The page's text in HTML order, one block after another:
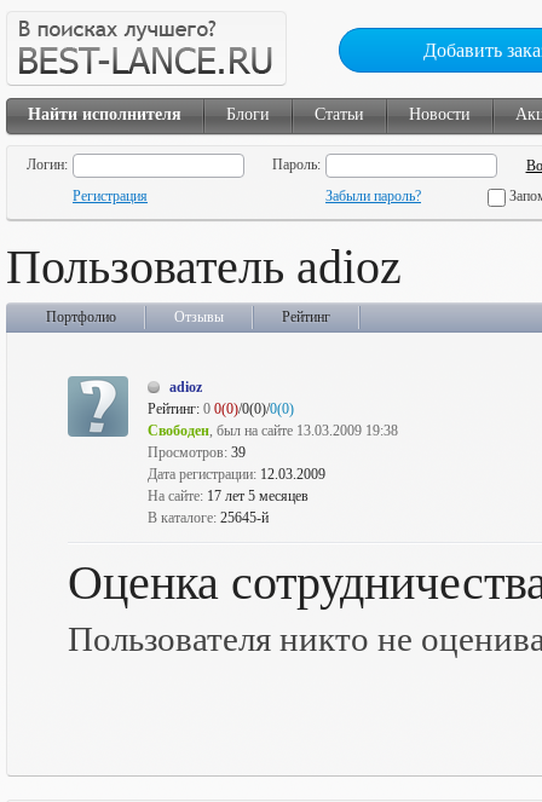
Добавить
Найти исполнителя Блоги Статьи Новости
Логин:
Пароль:
Регистрация
Забыли пароль?
Пользователь adioz
Портфолио Отзывы Рейтинг
adioz
Рейтинг: 0 0(0)/0(0)/0(0)
Свободен, был на сайте 13.03.2009 19:38
Просмотров: 39
Дата регистрации: 12.03.2009
На сайте: 17 лет 5 месяцев
В каталоге: 25645-й
Оценка
Пользователя никто не